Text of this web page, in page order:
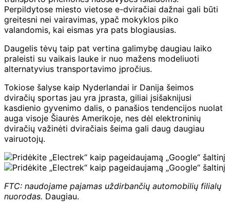
Perpildytose miesto vietose e-dviračiai dažnai gali būti
greitesni nei vairavimas, ypač mokyklos piko
valandomis, kai eismas yra pats blogiausias.
Daugelis tėvų taip pat vertina galimybę daugiau laiko
praleisti su vaikais lauke ir nuo mažens modeliuoti
alternatyvius transportavimo įpročius.
Tokiose šalyse kaip Nyderlandai ir Danija šeimos
dviračių sportas jau yra įprasta, giliai įsišaknijusi
kasdienio gyvenimo dalis, o panašios tendencijos nuolat
auga visoje Šiaurės Amerikoje, nes dėl elektroninių
dviračių važinėti dviračiais šeima gali daug daugiau
vairuotojų.
FTC: naudojame pajamas uždirbančių automobilių filialų
nuorodas. Daugiau.